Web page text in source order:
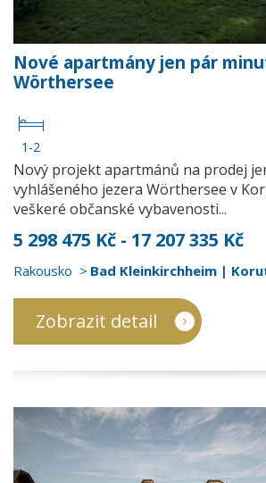
Nové apartmány jen pár
Wörthersee
1-2
Nový projekt apartmánů na prodej
vyhlášeného jezera Wörthersee v
veškeré občanské vybavenosti...
5 298 475 Kč - 17 207 335 Kč
Rakousko Bad Kleinkirchheim |
Zobrazit detail